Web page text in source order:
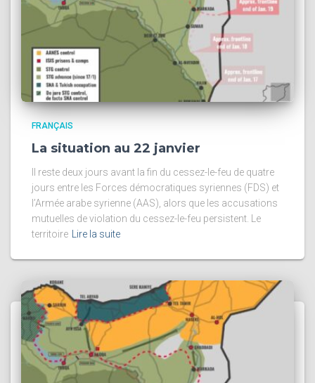
FRANÇAIS
La situation au 22 janvier
Il reste deux jours avant la fin du cessez-le-feu de quatre
jours entre les Forces démocratiques syriennes (FDS) et
l’Armée arabe syrienne (AAS), alors que les accusations
mutuelles de violation du cessez-le-feu persistent. Le
territoire Lire la suite